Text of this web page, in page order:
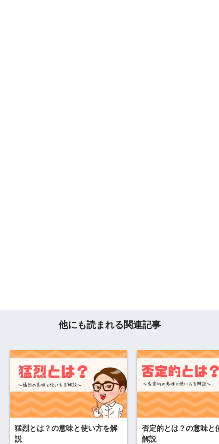
他にも読まれる関連記事
猛烈とは？の意味と使い方を解
説
否定的とは？の意味と
解説